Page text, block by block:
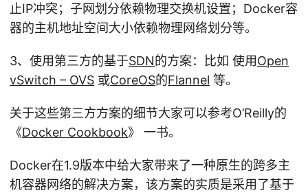
止IP冲突；子网划分依赖物理交换机设置；Docker容
器的主机地址空间大小依赖物理网络划分等。
3、使用第三方的基于SDN的方案：比如 使用Open
vSwitch – OVS 或CoreOS的Flannel 等。
关于这些第三方方案的细节大家可以参考O’Reilly的
《Docker Cookbook》 一书。
Docker在1.9版本中给大家带来了一种原生的跨多主
机容器网络的解决方案，该方案的实质是采用了基于